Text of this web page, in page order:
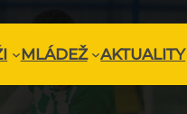
MLÁDEŽ AKTUALITY